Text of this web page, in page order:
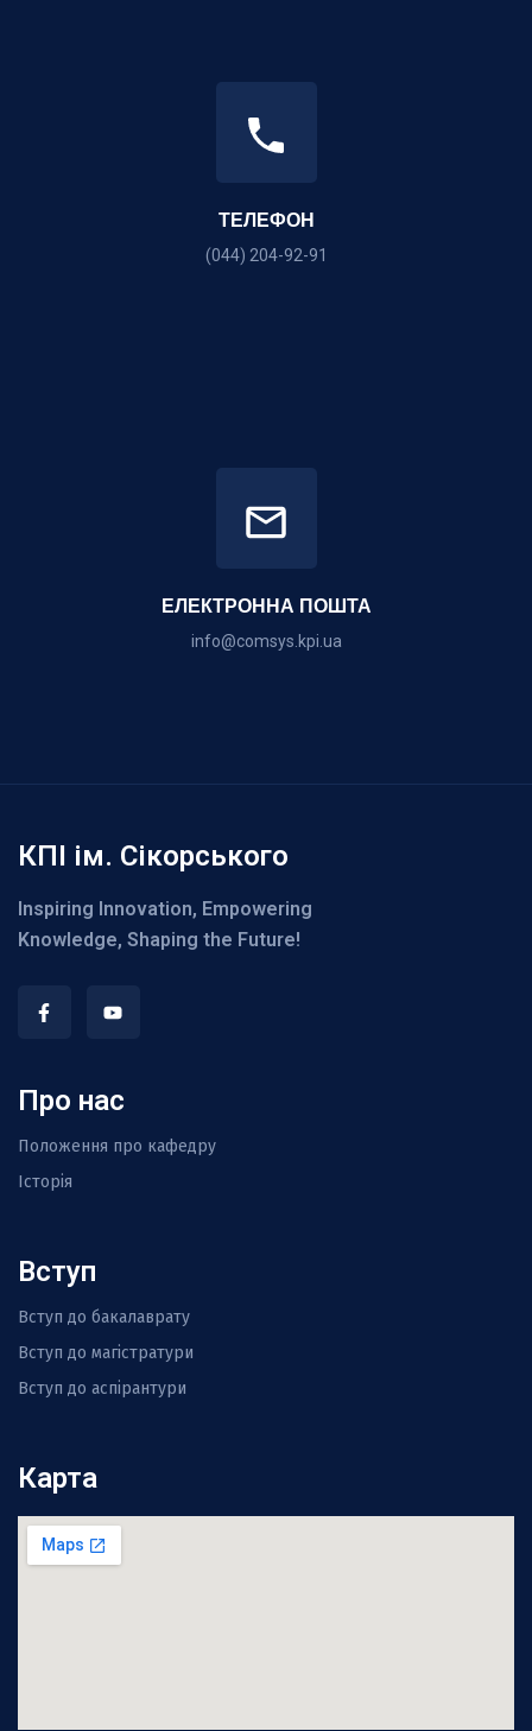
ТЕЛЕФОН
(044) 204-92-91
ЕЛЕКТРОННА ПОШТА
info@comsys.kpi.ua
КПІ ім. Сікорського
Inspiring Innovation, Empowering
Knowledge, Shaping the Future!
Про нас
Положення про кафедру
Історія
Вступ
Вступ до бакалаврату
Вступ до магістратури
Вступ до аспірантури
Карта